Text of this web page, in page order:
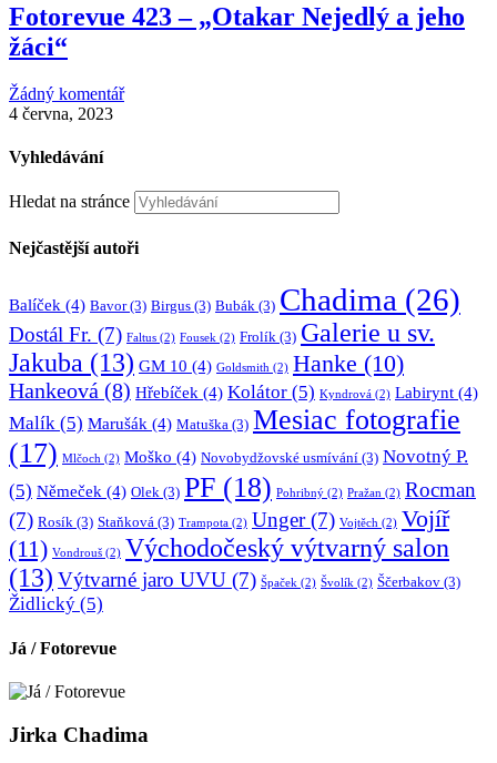
Fotorevue 423 – „Otakar Nejedlý a jeho
žáci“
Žádný komentář
4 června, 2023
Vyhledávání
Hledat na stránce
Nejčastější autoři
Balíček (4) Bavor(3) Birgus (3) Bubák (3) Chadima (26)
Dostál Fr. (7) Faltus (2) Fousek (2) Frolík (3) Galerie u sv.
Jakuba (13) GM 10 (4) Goldsmith (2) Hanke (10)
Hankeová (8) Hřebíček (4) Kolátor (5) Kyndrová (2) Labirynt (4)
Malík (5) Marušák (4) Matuška (3) Mesiac fotografie
(17) Mlčoch (2) Moško (4) Novobydžovské usmívání (3) Novotný P.
(5) Němeček (4) Olek (3) PF (18) Pohribný (2) Pražan (2) Rocman
(7) Rosík (3) Staňková (3) Trampota (2) Unger(7) Vojtěch (2) Vojíř
(11) Vondrouš (2) Východočeský výtvarný salon
(13) Výtvarné jaro UVU (7) Špaček (2) Švolík (2) Ščerbakov (3)
Židlický (5)
Já / Fotorevue
Jirka Chadima